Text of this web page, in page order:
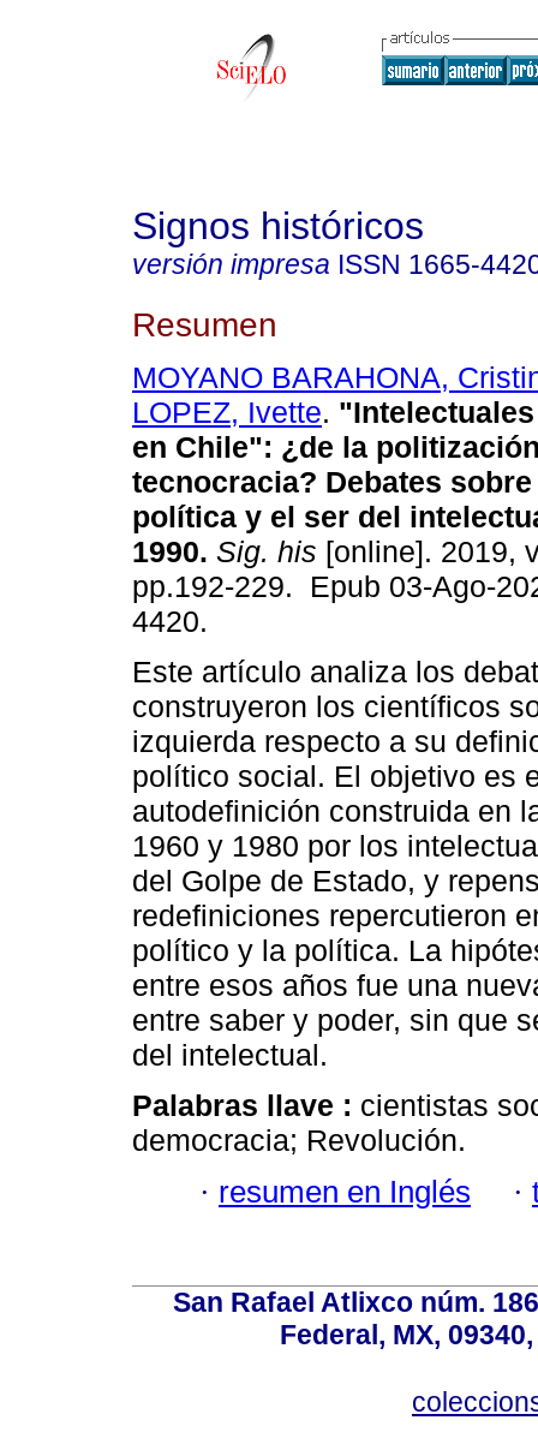
Signos históricos
versión impresa ISSN 1665-
Resumen
MOYANO BARAHONA,
LOPEZ, Ivette.
en Chile": ¿de la
tecnocracia? Debates
política y el ser del
1990. Sig. his [online]. 2019,
pp.192-229. Epub 03-Ago-
4420.
Este artículo analiza los
construyeron los científicos
izquierda respecto a su
político social. El objetivo es
autodefinición construida en
1960 y 1980 por los
del Golpe de Estado, y
redefiniciones repercutieron
político y la política. La
entre esos años fue una
entre saber y poder, sin que
del intelectual.
Palabras llave : cientistas
democracia; Revolución.
· resumen en Inglés ·
San Rafael Atlixco núm.
Federal, MX,